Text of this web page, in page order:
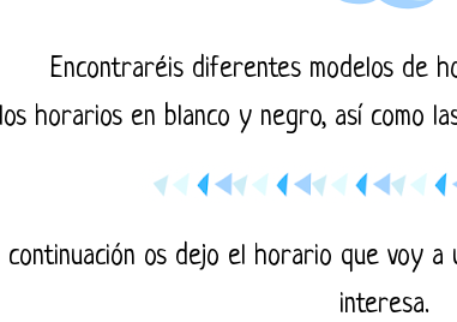
Encontraréis diferentes modelos de
horarios en blanco y negro, así como
continuación os dejo el horario que voy
interesa.